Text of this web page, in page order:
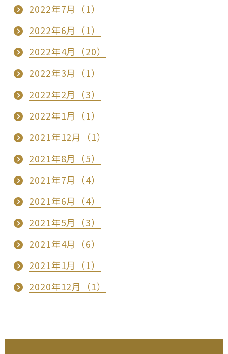
2022年7月（1）
2022年6月（1）
2022年4月（20）
2022年3月（1）
2022年2月（3）
2022年1月（1）
2021年12月（1）
2021年8月（5）
2021年7月（4）
2021年6月（4）
2021年5月（3）
2021年4月（6）
2021年1月（1）
2020年12月（1）